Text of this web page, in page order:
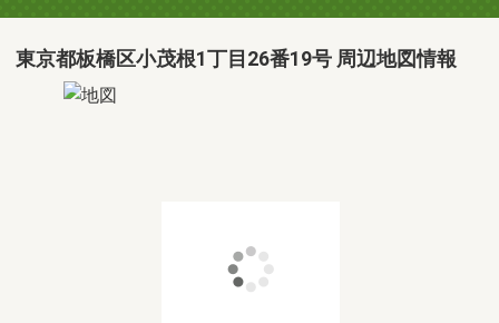
東京都板橋区小茂根1丁目26番19号 周辺地図情報